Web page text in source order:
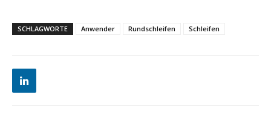
SCHLAGWORTE Anwender Rundschleifen Schleifen